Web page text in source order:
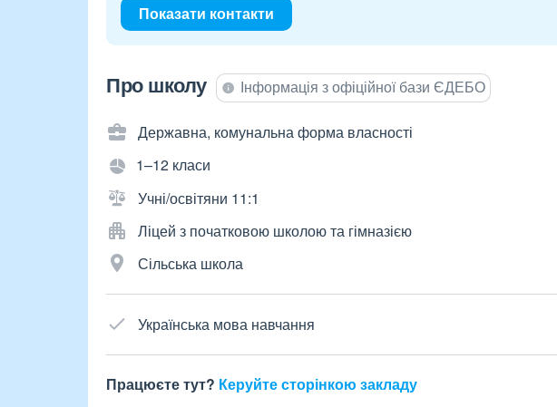
Показати контакти
Про школу Інформація з офіційної бази ЄДЕБО
Державна, комунальна форма власності
1–12 класи
Учні/освітяни 11:1
Ліцей з початковою школою та гімназією
Сільська школа
Українська мова навчання
Працюєте тут? Керуйте сторінкою закладу